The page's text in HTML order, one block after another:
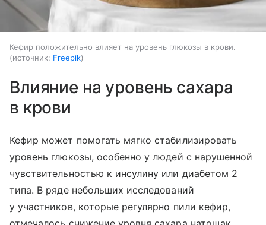
Кефир положительно влияет на уровень глюкозы в крови.
источник: Freepik
Влияние на уровень сахара
в крови
Кефир может помогать мягко стабилизировать
уровень глюкозы, особенно у людей с нарушенной
чувствительностью к инсулину или диабетом 2
типа. В ряде небольших исследований
у участников, которые регулярно пили кефир,